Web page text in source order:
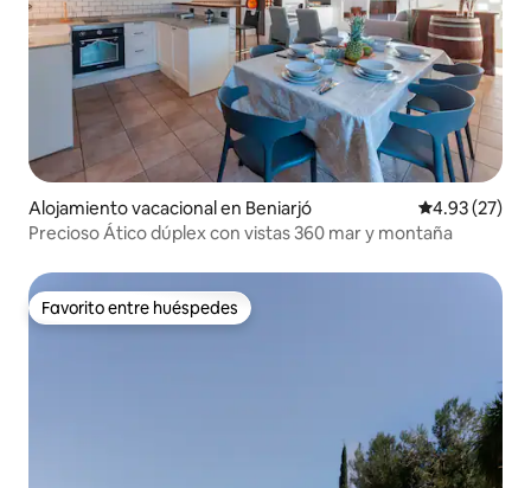
Alojamiento vacacional en Beniarjó Calificación
4.93 (27)
Precioso Ático dúplex con vistas 360 mar y montaña
Favorito entre huéspedes
Favorito entre huéspedes